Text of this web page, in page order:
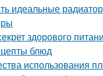
идеальные
здорового
блюд
использования